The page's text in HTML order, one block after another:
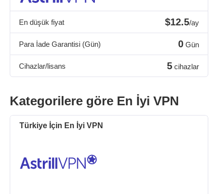
En düşük fiyat $12.5/ay
Para İade Garantisi (Gün) 0 Gün
Cihazlar/lisans 5 cihazlar
Kategorilere göre En İyi VPN
Türkiye İçin En İyi VPN